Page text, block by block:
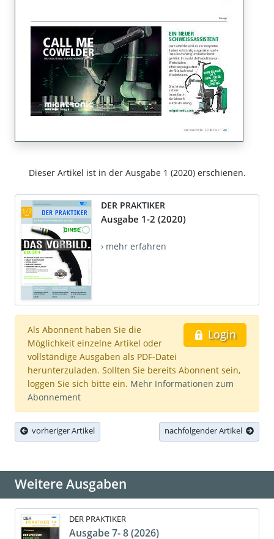
Dieser Artikel ist in der Ausgabe 1 (2020) erschienen.
DER PRAKTIKER
Ausgabe 1-2 (2020)
› mehr erfahren
Login
Als Abonnent haben Sie die
Möglichkeit einzelne Artikel oder
vollständige Ausgaben als PDF-Datei
herunterzuladen. Sollten Sie bereits Abonnent sein,
loggen Sie sich bitte ein. Mehr Informationen zum
Abonnement
vorheriger Artikel nachfolgender Artikel
Weitere Ausgaben
DER PRAKTIKER
Ausgabe 7- 8 (2026)